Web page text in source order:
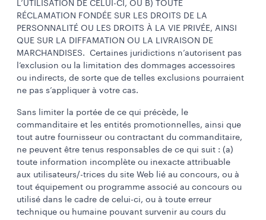
L’UTILISATION DE CELUI-CI, OU B) TOUTE
RÉCLAMATION FONDÉE SUR LES DROITS DE LA
PERSONNALITÉ OU LES DROITS À LA VIE PRIVÉE, AINSI
QUE SUR LA DIFFAMATION OU LA LIVRAISON DE
MARCHANDISES. Certaines juridictions n’autorisent pas
l’exclusion ou la limitation des dommages accessoires
ou indirects, de sorte que de telles exclusions pourraient
ne pas s’appliquer à votre cas.
Sans limiter la portée de ce qui précède, le
commanditaire et les entités promotionnelles, ainsi que
tout autre fournisseur ou contractant du commanditaire,
ne peuvent être tenus responsables de ce qui suit : (a)
toute information incomplète ou inexacte attribuable
aux utilisateurs/-trices du site Web lié au concours, ou à
tout équipement ou programme associé au concours ou
utilisé dans le cadre de celui-ci, ou à toute erreur
technique ou humaine pouvant survenir au cours du